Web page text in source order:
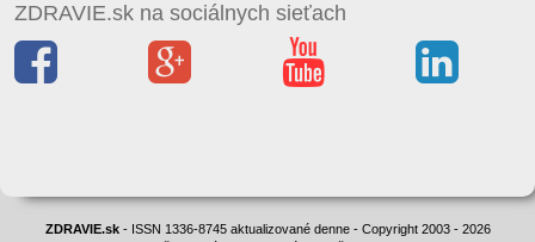
ZDRAVIE.sk na sociálnych sieťach
ZDRAVIE.sk- ISSN 1336-8745 aktualizované denne - Copyright 2003 - 2026